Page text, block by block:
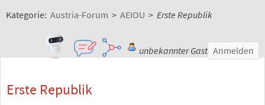
Kategorie: Austria-Forum > AEIOU > Erste Republik
unbekannter Gast Anmelden
Erste Republik